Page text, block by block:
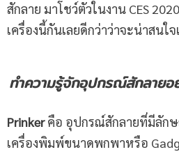
สักลาย มาโชว์ตัวในงาน CES
เครื่องนี้กันเลยดีกว่าว่าจะน่าสนใ
ทำความรู้จักอุปกรณ์สักลายอ
Prinkerคือ อุปกรณ์สักลายที่มีลัก
เครื่องพิมพ์ขนาดพกพาหรือ